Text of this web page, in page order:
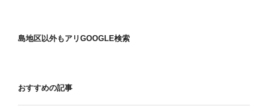
島地区以外もアリGOOGLE検索
おすすめの記事